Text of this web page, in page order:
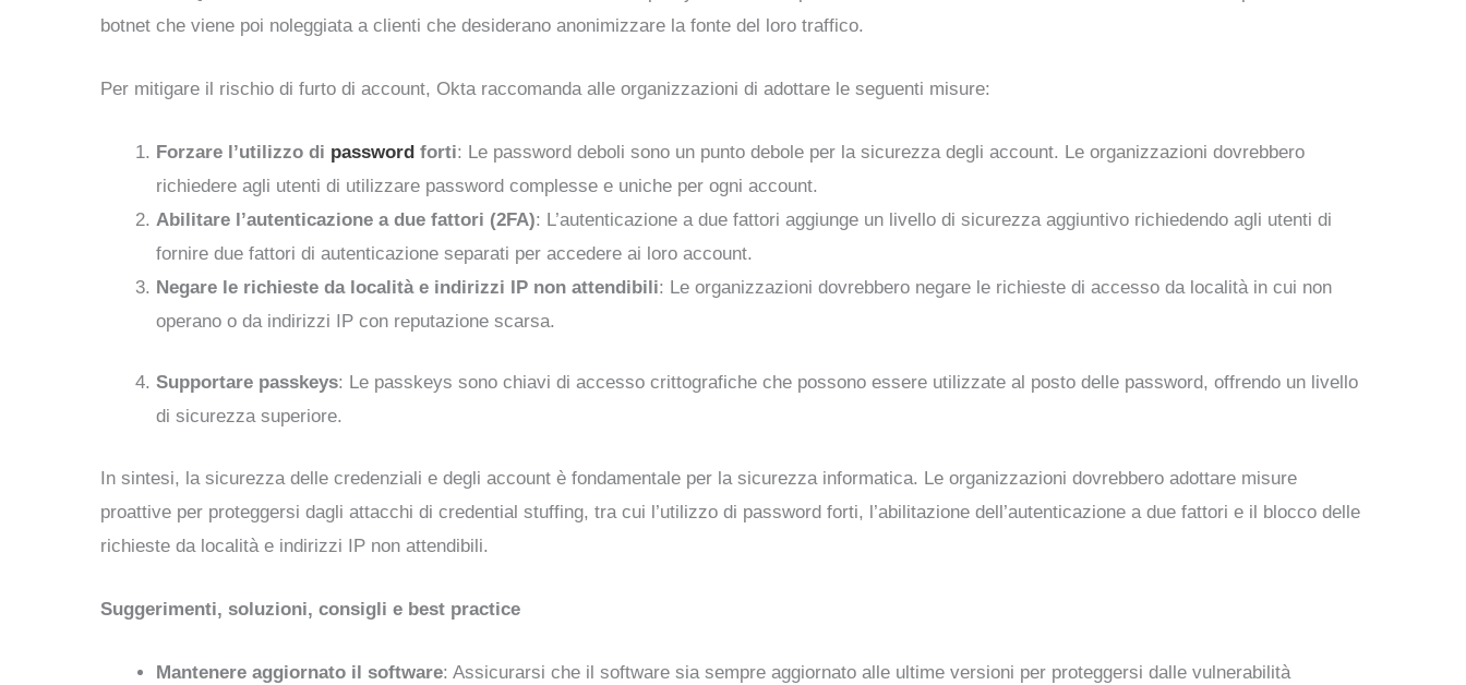
botnet che viene poi noleggiata a clienti che desiderano anonimizzare la fonte del loro traffico.
Per mitigare il rischio di furto di account, Okta raccomanda alle organizzazioni di adottare le seguenti misure:
Forzare l’utilizzo di password forti: Le password deboli sono un punto debole per la sicurezza degli account. Le organizzazioni dovrebbero
richiedere agli utenti di utilizzare password complesse e uniche per ogni account.
Abilitare l’autenticazione a due fattori (2FA): L’autenticazione a due fattori aggiunge un livello di sicurezza aggiuntivo richiedendo agli utenti di
fornire due fattori di autenticazione separati per accedere ai loro account.
Negare le richieste da località e indirizzi IP non attendibili: Le organizzazioni dovrebbero negare le richieste di accesso da località in cui non
operano o da indirizzi IP con reputazione scarsa.
Supportare passkeys: Le passkeys sono chiavi di accesso crittografiche che possono essere utilizzate al posto delle password, offrendo un livello
di sicurezza superiore.
In sintesi, la sicurezza delle credenziali e degli account è fondamentale per la sicurezza informatica. Le organizzazioni dovrebbero adottare misure
proattive per proteggersi dagli attacchi di credential stuffing, tra cui l’utilizzo di password forti, l’abilitazione dell’autenticazione a due fattori e il blocco delle
richieste da località e indirizzi IP non attendibili.
Suggerimenti, soluzioni, consigli e best practice
Mantenere aggiornato il software: Assicurarsi che il software sia sempre aggiornato alle ultime versioni per proteggersi dalle vulnerabilità